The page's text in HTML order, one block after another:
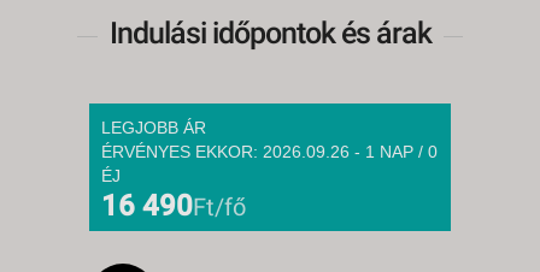
Indulási időpontok és árak
LEGJOBB ÁR
ÉRVÉNYES EKKOR: 2026.09.26 - 1 NAP / 0
ÉJ
16 490Ft/fő